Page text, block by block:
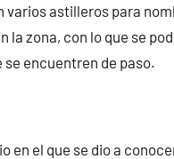
astilleros para
zona, con lo que se
encuentren de paso.
en el que se dio a